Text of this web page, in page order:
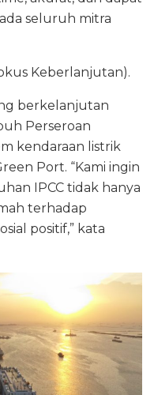
seluruh mitra
Keberlanjutan).
berkelanjutan
Perseroan
kendaraan listrik
Port. “Kami ingin
IPCC tidak hanya
terhadap
positif,” kata